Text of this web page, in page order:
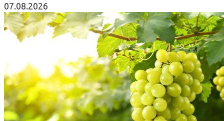
07.08.2026